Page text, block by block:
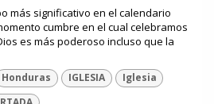
más significativo en el calendario
cumbre en el cual celebramos
es más poderoso incluso que la
Honduras IGLESIA
Iglesia